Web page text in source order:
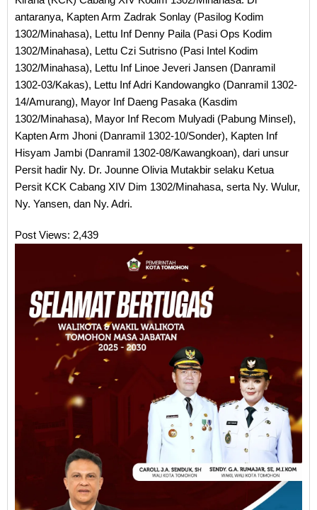
antaranya, Kapten Arm Zadrak Sonlay (Pasilog Kodim
1302/Minahasa), Lettu Inf Denny Paila (Pasi Ops Kodim
1302/Minahasa), Lettu Czi Sutrisno (Pasi Intel Kodim
1302/Minahasa), Lettu Inf Linoe Jeveri Jansen (Danramil
1302-03/Kakas), Lettu Inf Adri Kandowangko (Danramil 1302-
14/Amurang), Mayor Inf Daeng Pasaka (Kasdim
1302/Minahasa), Mayor Inf Recom Mulyadi (Pabung Minsel),
Kapten Arm Jhoni (Danramil 1302-10/Sonder), Kapten Inf
Hisyam Jambi (Danramil 1302-08/Kawangkoan), dari unsur
Persit hadir Ny. Dr. Jounne Olivia Mutakbir selaku Ketua
Persit KCK Cabang XIV Dim 1302/Minahasa, serta Ny. Wulur,
Ny. Yansen, dan Ny. Adri.
Post Views: 2,439